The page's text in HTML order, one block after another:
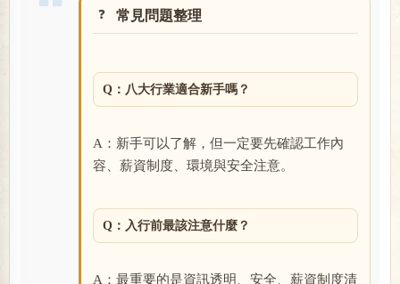
常見問題整理
Q：八大行業適合新手嗎？
A：新手可以了解，但一定要先確認工作內
容、薪資制度、環境與安全注意。
Q：入行前最該注意什麼？
A：最重要的是資訊透明、安全、薪資制度清